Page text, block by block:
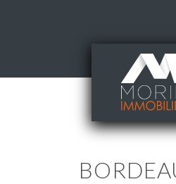
BORDEAUX Rue Chauffour quartier Saint-Bruno, estimation maison en pierre